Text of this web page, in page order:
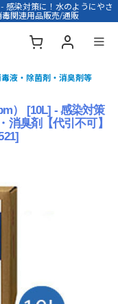
染対策に！水のようにやさ
関連用品販売/通販
液・除菌剤・消臭剤等
） [10L] - 感染対策
臭剤【代引不可】
]